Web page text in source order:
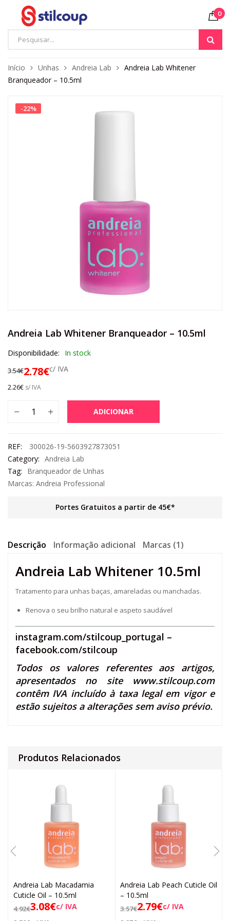
0
Início Unhas Andreia Lab
Andreia Lab Whitener
Branqueador – 10.5ml
-22%
Andreia Lab Whitener Branqueador – 10.5ml
Disponibilidade: In stock
3.54€2.78€c/ IVA
2.26€ s/ IVA
ADICIONAR
REF:
300026-19-5603927873051
Category: Andreia Lab
Tag:
Branqueador de Unhas
Marcas: Andreia Professional
Portes Gratuitos a partir de 45€*
Descrição Informação adicional Marcas (1)
Andreia Lab Whitener 10.5ml
Tratamento para unhas baças, amareladas ou manchadas.
Renova o seu brilho natural e aspeto saudável
instagram.com/stilcoup_portugal –
facebook.com/stilcoup
Todos os valores referentes aos artigos,
apresentados no site www.stilcoup.com
contêm IVA incluído à taxa legal em vigor e
estão sujeitos a alterações sem aviso prévio.
Produtos Relacionados
Andreia Lab Macadamia
Cuticle Oil – 10.5ml
4.92€3.08€c/ IVA
Andreia Lab Peach Cuticle Oil
– 10.5ml
3.57€2.79€c/ IVA